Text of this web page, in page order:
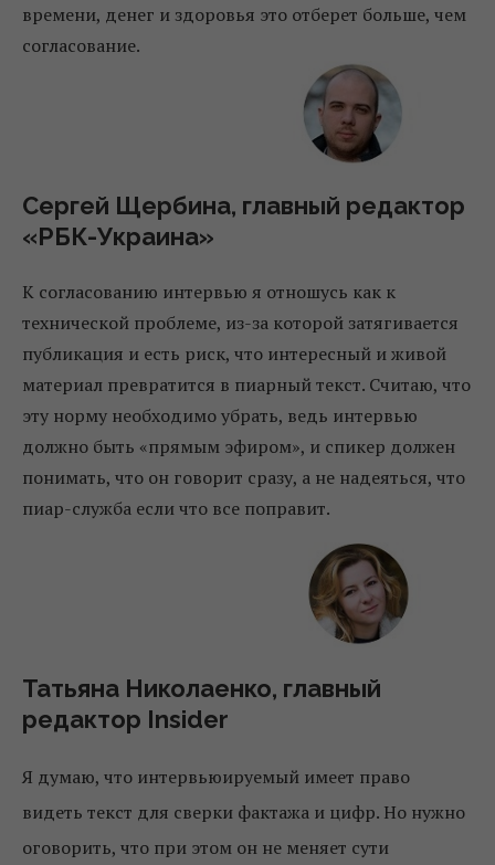
времени, денег и здоровья это отберет больше, чем
согласование.
Сергей Щербина, главный редактор
«РБК-Украина»
К согласованию интервью я отношусь как к
технической проблеме, из-за которой затягивается
публикация и есть риск, что интересный и живой
материал превратится в пиарный текст. Считаю, что
эту норму необходимо убрать, ведь интервью
должно быть «прямым эфиром», и спикер должен
понимать, что он говорит сразу, а не надеяться, что
пиар-служба если что все поправит.
Татьяна Николаенко, главный
редактор Insider
Я думаю, что интервьюируемый имеет право
видеть текст для сверки фактажа и цифр. Но нужно
оговорить, что при этом он не меняет сути